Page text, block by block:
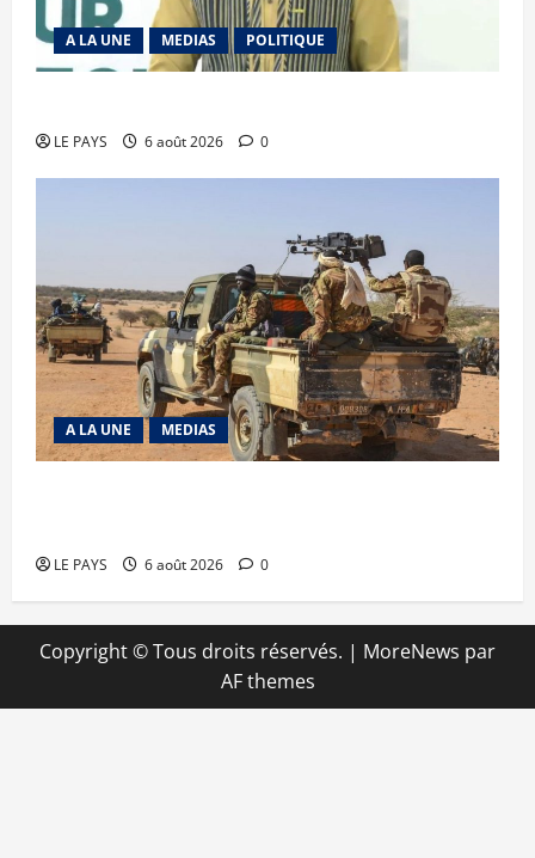
A LA UNE MEDIAS POLITIQUE
LE PAYS 6 août 2026 0
A LA UNE MEDIAS
LE PAYS 6 août 2026 0
Copyright © Tous droits réservés. | MoreNews par
AF themes